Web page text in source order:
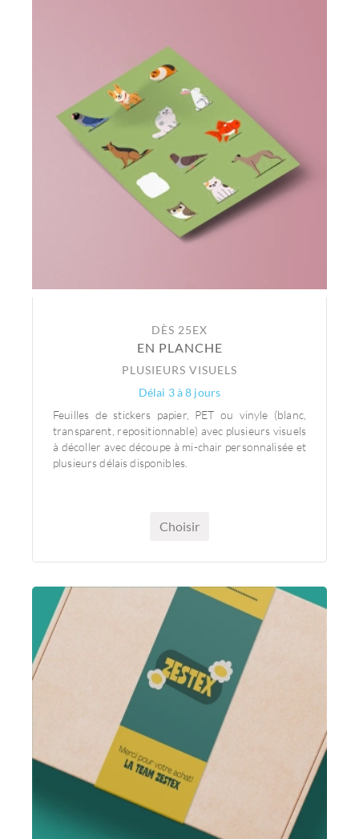
DÈS 25EX
EN PLANCHE
PLUSIEURS VISUELS
Délai 3 à 8 jours
Feuilles de stickers papier, PET ou vinyle (blanc,
transparent, repositionnable) avec plusieurs visuels
à décoller avec découpe à mi-chair personnalisée et
plusieurs délais disponibles.
Choisir